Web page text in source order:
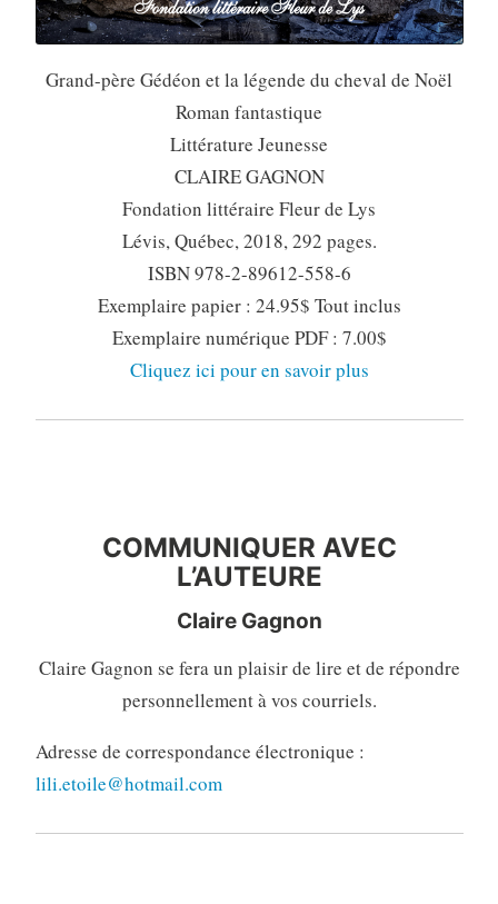
Grand-père Gédéon et la légende du cheval de Noël
Roman fantastique
Littérature Jeunesse
CLAIRE GAGNON
Fondation littéraire Fleur de Lys
Lévis, Québec, 2018, 292 pages.
ISBN 978-2-89612-558-6
Exemplaire papier : 24.95$ Tout inclus
Exemplaire numérique PDF : 7.00$
Cliquez ici pour en savoir plus
COMMUNIQUER AVEC
L’AUTEURE
Claire Gagnon
Claire Gagnon se fera un plaisir de lire et de répondre
personnellement à vos courriels.
Adresse de correspondance électronique :
lili.etoile@hotmail.com